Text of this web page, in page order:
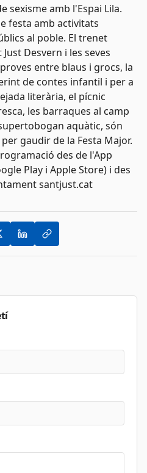
sexisme amb l'Espai Lila.
festa amb activitats
al poble. El trenet
Desvern i les seves
entre blaus i grocs, la
de contes infantil i per a
literària, el pícnic
les barraques al camp
aquàtic, són
gaudir de la Festa Major.
des de l'App
Play i Apple Store) i des
santjust.cat